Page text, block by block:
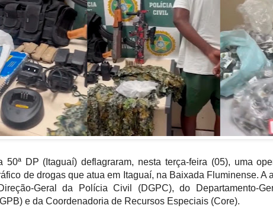
50ª DP (Itaguaí) deflagraram, nesta terça-feira (05), uma
de drogas que atua em Itaguaí, na Baixada Fluminense. A
Geral da Polícia Civil (DGPC), do Departamento-
e da Coordenadoria de Recursos Especiais (Core).